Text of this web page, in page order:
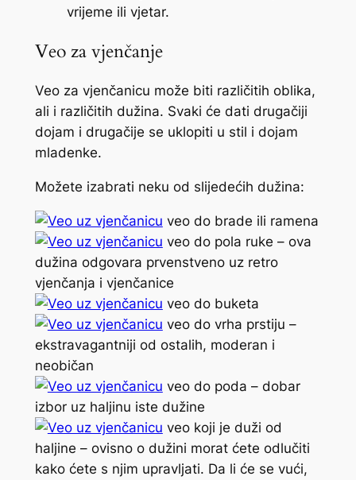
vrijeme ili vjetar.
Veo za vjenčanje
Veo za vjenčanicu može biti različitih oblika,
ali i različitih dužina. Svaki će dati drugačiji
dojam i drugačije se uklopiti u stil i dojam
mladenke.
Možete izabrati neku od slijedećih dužina:
veo do brade ili ramena
veo do pola ruke – ova
dužina odgovara prvenstveno uz retro
vjenčanja i vjenčanice
veo do buketa
veo do vrha prstiju –
ekstravagantniji od ostalih, moderan i
neobičan
veo do poda – dobar
izbor uz haljinu iste dužine
veo koji je duži od
haljine – ovisno o dužini morat ćete odlučiti
kako ćete s njim upravljati. Da li će se vući,